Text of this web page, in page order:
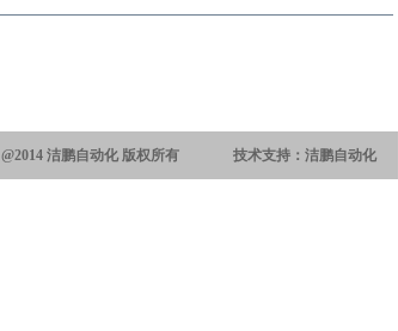
@2014 洁鹏自动化 版权所有 技术支持：洁鹏自动化